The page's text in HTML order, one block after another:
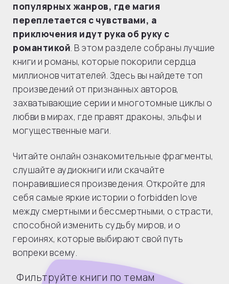
популярных жанров, где магия
переплетается с чувствами, а
приключения идут рука об руку с
романтикой. В этом разделе собраны лучшие
книги и романы, которые покорили сердца
миллионов читателей. Здесь вы найдете топ
произведений от признанных авторов,
захватывающие серии и многотомные циклы о
любви в мирах, где правят драконы, эльфы и
могущественные маги.
Читайте онлайн ознакомительные фрагменты,
слушайте аудиокниги или скачайте
понравившиеся произведения. Откройте для
себя самые яркие истории о forbidden love
между смертными и бессмертными, о страсти,
способной изменить судьбу миров, и о
героинях, которые выбирают свой путь
вопреки всему.
Фильтруйте книги по темам